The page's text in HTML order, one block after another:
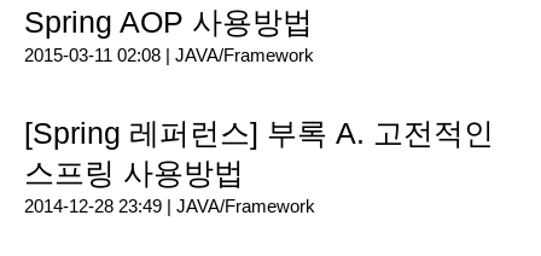
Spring AOP 사용방법
2015-03-11 02:08 | JAVA/Framework
[Spring 레퍼런스] 부록 A. 고전적인
스프링 사용방법
2014-12-28 23:49 | JAVA/Framework